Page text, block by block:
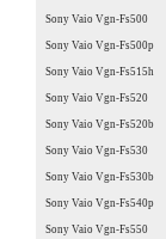
Sony Vaio Vgn-Fs500
Sony Vaio Vgn-Fs500p
Sony Vaio Vgn-Fs515h
Sony Vaio Vgn-Fs520
Sony Vaio Vgn-Fs520b
Sony Vaio Vgn-Fs530
Sony Vaio Vgn-Fs530b
Sony Vaio Vgn-Fs540p
Sony Vaio Vgn-Fs550